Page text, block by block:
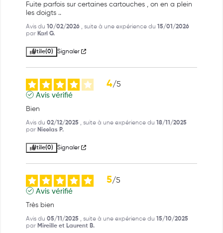
Fuite parfois sur certaines cartouches , on en a plein
les doigts ..
Avis du 10/02/2026 , suite à une expérience du 15/01/2026
par Karl G.
Utile(0) Signaler
4/5
Avis vérifié
Bien
Avis du 02/12/2025 , suite à une expérience du 18/11/2025
par Nicolas P.
Utile(0) Signaler
5/5
Avis vérifié
Très bien
Avis du 05/11/2025 , suite à une expérience du 15/10/2025
par Mireille et Laurent B.